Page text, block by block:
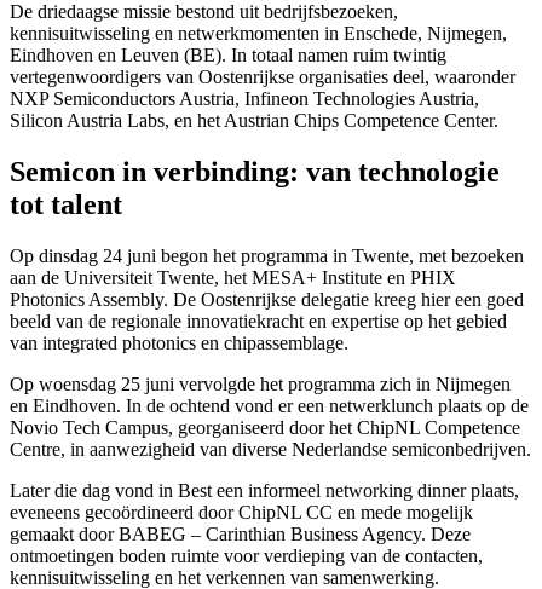
De driedaagse missie bestond uit bedrijfsbezoeken,
kennisuitwisseling en netwerkmomenten in Enschede, Nijmegen,
Eindhoven en Leuven (BE). In totaal namen ruim twintig
vertegenwoordigers van Oostenrijkse organisaties deel, waaronder
NXP Semiconductors Austria, Infineon Technologies Austria,
Silicon Austria Labs, en het Austrian Chips Competence Center.
Semicon in verbinding: van technologie
tot talent
Op dinsdag 24 juni begon het programma in Twente, met bezoeken
aan de Universiteit Twente, het MESA+ Institute en PHIX
Photonics Assembly. De Oostenrijkse delegatie kreeg hier een goed
beeld van de regionale innovatiekracht en expertise op het gebied
van integrated photonics en chipassemblage.
Op woensdag 25 juni vervolgde het programma zich in Nijmegen
en Eindhoven. In de ochtend vond er een netwerklunch plaats op de
Novio Tech Campus, georganiseerd door het ChipNL Competence
Centre, in aanwezigheid van diverse Nederlandse semiconbedrijven.
Later die dag vond in Best een informeel networking dinner plaats,
eveneens gecoördineerd door ChipNL CC en mede mogelijk
gemaakt door BABEG – Carinthian Business Agency. Deze
ontmoetingen boden ruimte voor verdieping van de contacten,
kennisuitwisseling en het verkennen van samenwerking.